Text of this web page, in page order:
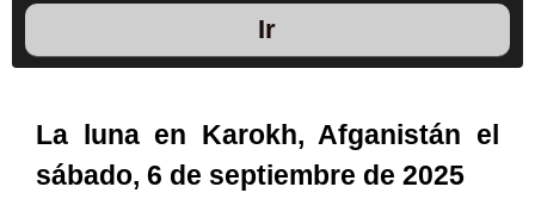
Ir
La luna en Karokh, Afganistán el
sábado, 6 de septiembre de 2025